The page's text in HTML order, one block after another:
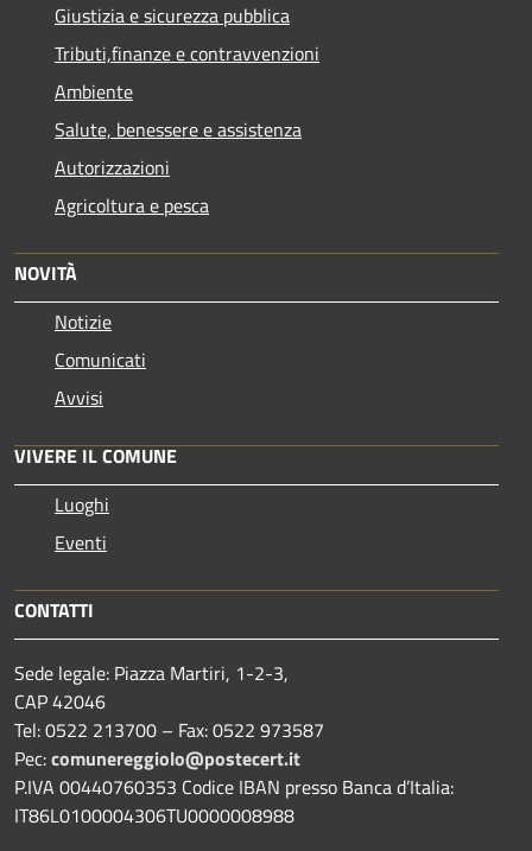
Giustizia e sicurezza pubblica
Tributi,finanze e contravvenzioni
Ambiente
Salute, benessere e assistenza
Autorizzazioni
Agricoltura e pesca
NOVITÀ
Notizie
Comunicati
Avvisi
VIVERE IL COMUNE
Luoghi
Eventi
CONTATTI
Sede legale: Piazza Martiri, 1-2-3,
CAP 42046
Tel: 0522 213700 – Fax: 0522 973587
Pec:comunereggiolo@postecert.it
P.IVA 00440760353 Codice IBAN presso Banca d’Italia:
IT86L0100004306TU0000008988